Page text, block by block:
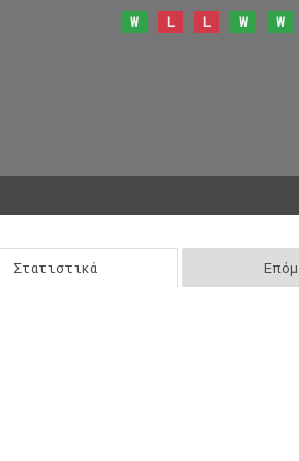
W L L W W
Στατιστικά